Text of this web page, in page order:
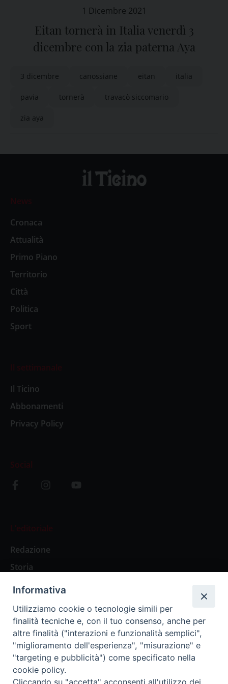
1 Dicembre 2021
Eitan tornerà in Italia venerdì 3
dicembre con la zia paterna Aya
3 dicembre canossiane eitan italia
pavia tornerà travacò siccomario
zia aya
News
Cronaca
Attualità
Primo Piano
Territorio
Città
Politica
Sport
Il settimanale
Il Ticino
Abbonamenti
Privacy Policy
Social
L’editoriale
Redazione
Storia
Abbonamenti
Abbonamento Annuale Digitale
Abbonamento Annuale Cartaceo
Abbonamento Singola Copia Digitale
Informativa
Utilizziamo cookie o tecnologie simili per
finalità tecniche e, con il tuo consenso, anche per
altre finalità ("interazioni e funzionalità semplici",
"miglioramento dell'esperienza", "misurazione" e
"targeting e pubblicità") come specificato nella
cookie policy.